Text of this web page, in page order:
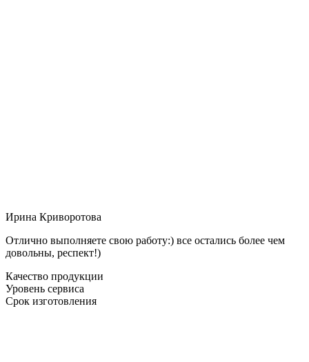
Ирина Криворотова
Отлично выполняете свою работу:) все остались более чем
довольны, респект!)
Качество продукции
Уровень сервиса
Срок изготовления